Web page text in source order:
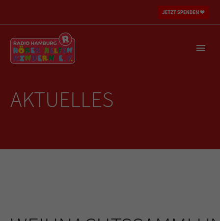
AKTUELLES